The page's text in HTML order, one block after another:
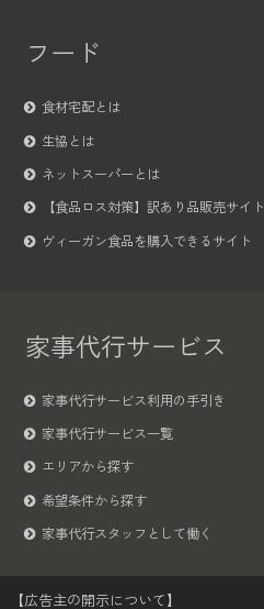
フード
食材宅配とは
生協とは
ネットスーパーとは
【食品ロス対策】訳あり品販売サイト
ヴィーガン食品を購入できるサイト
家事代行サービス
家事代行サービス利用の手引き
家事代行サービス一覧
エリアから探す
希望条件から探す
家事代行スタッフとして働く
【広告主の開示について】